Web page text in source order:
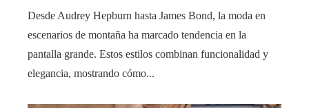
Desde Audrey Hepburn hasta James Bond, la moda en
escenarios de montaña ha marcado tendencia en la
pantalla grande. Estos estilos combinan funcionalidad y
elegancia, mostrando cómo...